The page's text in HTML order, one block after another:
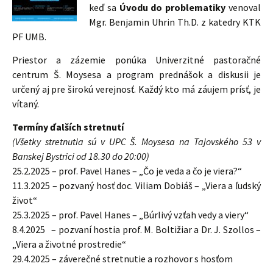
keď sa Úvodu do problematiky venoval
Mgr. Benjamin Uhrin Th.D. z katedry KTK
PF UMB.
Priestor a zázemie ponúka Univerzitné pastoračné
centrum Š. Moysesa a program prednášok a diskusii je
určený aj pre širokú verejnosť. Každý kto má záujem prísť, je
vítaný.
Termíny ďalších stretnutí
(Všetky stretnutia sú v UPC Š. Moysesa na Tajovského 53 v
Banskej Bystrici od 18.30 do 20:00)
25.2.2025 – prof. Pavel Hanes – „Čo je veda a čo je viera?“
11.3.2025 – pozvaný hosť doc. Viliam Dobiáš – „Viera a ľudský
život“
25.3.2025 – prof. Pavel Hanes – „Búrlivý vzťah vedy a viery“
8.4.2025 – pozvaní hostia prof. M. Boltižiar a Dr. J. Szollos –
„Viera a životné prostredie“
29.4.2025 – záverečné stretnutie a rozhovor s hosťom